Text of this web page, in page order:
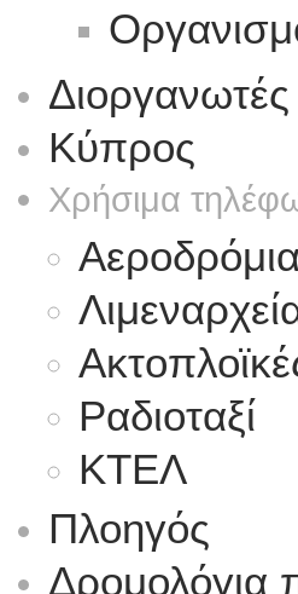
Διοργανωτές
Κύπρος
Χρήσιμα
Αεροδρόμια
Ραδιοταξί
ΚΤΕΛ
Πλοηγός
Δρομολόγια